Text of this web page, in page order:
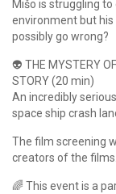
Mišo is struggling
environment but his
possibly go wrong?
👽 THE MYSTERY
STORY (20 min)
An incredibly
space ship crash
The film screening
creators of the films.
🌈 This event is a